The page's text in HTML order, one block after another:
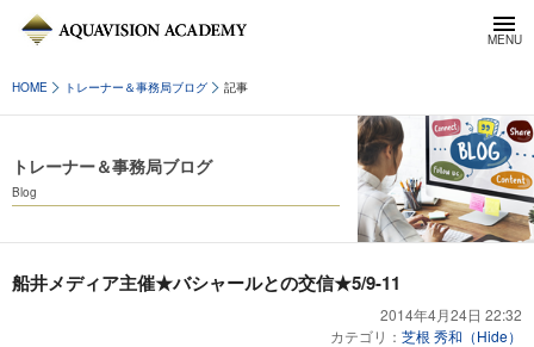
HOME トレーナー＆事務局ブログ 記事
トレーナー＆事務局ブログ
Blog
船井メディア主催★バシャールとの交信★5/9-11
2014年4月24日 22:32
カテゴリ： 芝根 秀和（Hide）